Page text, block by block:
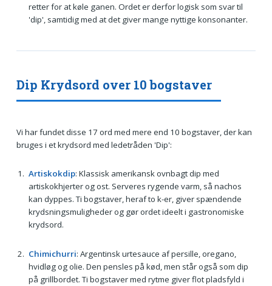
retter for at køle ganen. Ordet er derfor logisk som svar til
'dip', samtidig med at det giver mange nyttige konsonanter.
Dip Krydsord over 10 bogstaver
Vi har fundet disse 17 ord med mere end 10 bogstaver, der kan
bruges i et krydsord med ledetråden 'Dip':
Artiskokdip: Klassisk amerikansk ovnbagt dip med
artiskokhjerter og ost. Serveres rygende varm, så nachos
kan dyppes. Ti bogstaver, heraf to k-er, giver spændende
krydsningsmuligheder og gør ordet ideelt i gastronomiske
krydsord.
Chimichurri: Argentinsk urtesauce af persille, oregano,
hvidløg og olie. Den pensles på kød, men står også som dip
på grillbordet. Ti bogstaver med rytme giver flot pladsfyld i